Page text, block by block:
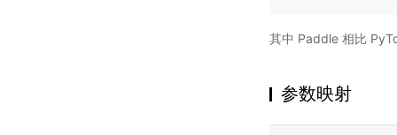
其中 Paddle 相比
参数映射